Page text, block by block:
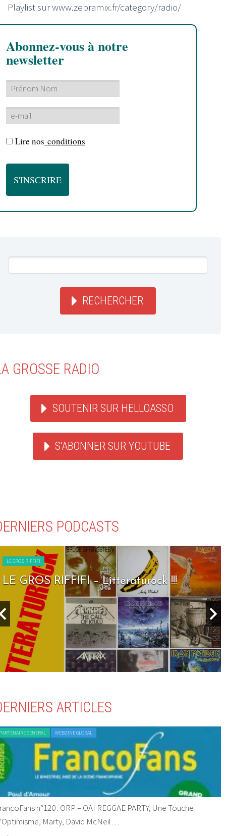
Playlist sur www.zebramix.fr/category/radio/
Abonnez-vous à notre
newsletter
Lire nos conditions
RECHERCHER
GROSSE RADIO
SOUTENIR SUR HELLOASSO
S'ABONNER SUR YOUTUBE
PODCASTS
LE GROS RIFFIFI
LE GROS RIFFIFI – Littératurock !!!
ARTICLES
GENERAL WEBZINE GLOBAL
n°120 : ORP – OAI REGGAE PARTY, Une Touche
Marty, David McNeil…